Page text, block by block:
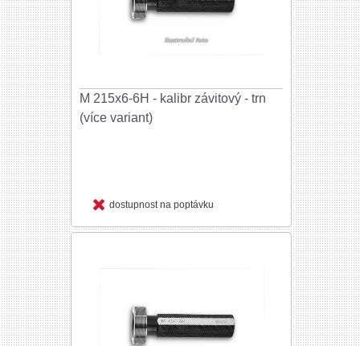
M 215x6-6H - kalibr závitový - trn
(více variant)
dostupnost na poptávku